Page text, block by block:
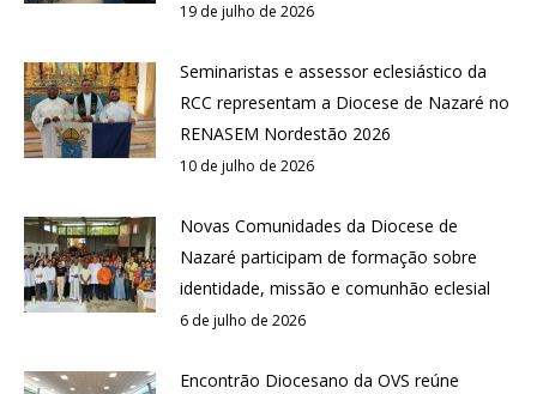
19 de julho de 2026
Seminaristas e assessor eclesiástico da
RCC representam a Diocese de Nazaré no
RENASEM Nordestão 2026
10 de julho de 2026
Novas Comunidades da Diocese de
Nazaré participam de formação sobre
identidade, missão e comunhão eclesial
6 de julho de 2026
Encontrão Diocesano da OVS reúne